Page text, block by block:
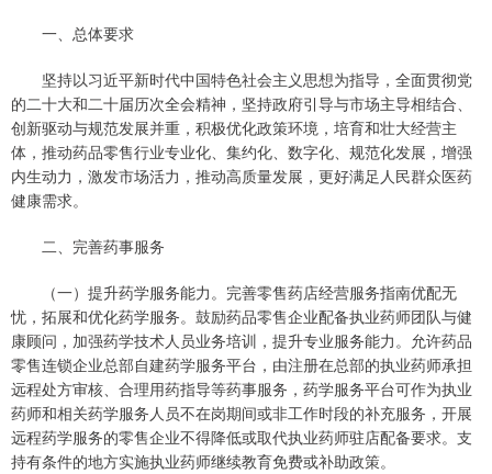
一、总体要求
坚持以习近平新时代中国特色社会主义思想为指导，全面贯彻党
的二十大和二十届历次全会精神，坚持政府引导与市场主导相结合、
创新驱动与规范发展并重，积极优化政策环境，培育和壮大经营主
体，推动药品零售行业专业化、集约化、数字化、规范化发展，增强
内生动力，激发市场活力，推动高质量发展，更好满足人民群众医药
健康需求。
二、完善药事服务
（一）提升药学服务能力。完善零售药店经营服务指南优配无
忧，拓展和优化药学服务。鼓励药品零售企业配备执业药师团队与健
康顾问，加强药学技术人员业务培训，提升专业服务能力。允许药品
零售连锁企业总部自建药学服务平台，由注册在总部的执业药师承担
远程处方审核、合理用药指导等药事服务，药学服务平台可作为执业
药师和相关药学服务人员不在岗期间或非工作时段的补充服务，开展
远程药学服务的零售企业不得降低或取代执业药师驻店配备要求。支
持有条件的地方实施执业药师继续教育免费或补助政策。